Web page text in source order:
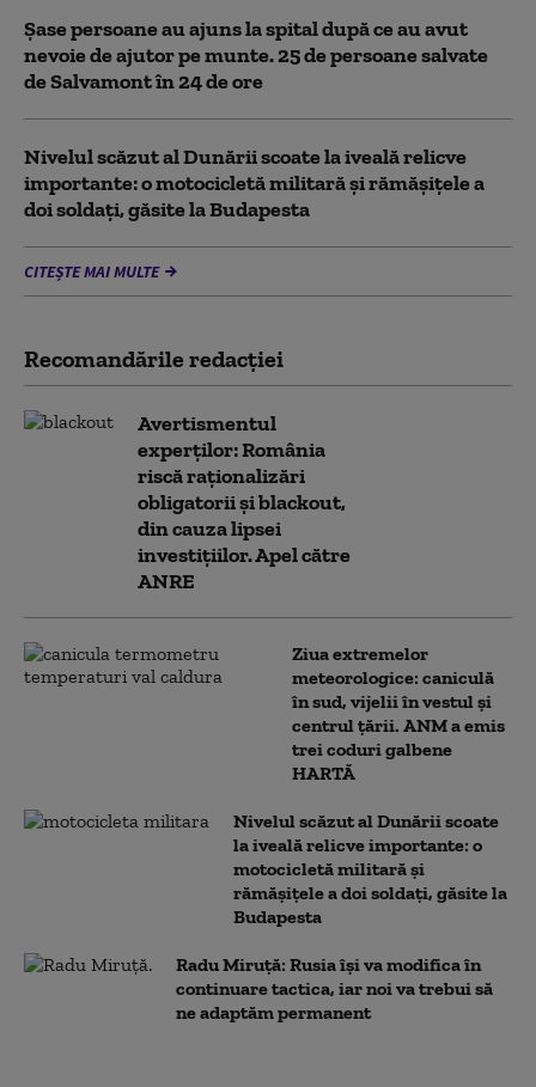
Șase persoane au ajuns la spital după ce au avut
nevoie de ajutor pe munte. 25 de persoane salvate
de Salvamont în 24 de ore
Nivelul scăzut al Dunării scoate la iveală relicve
importante: o motocicletă militară și rămășițele a
doi soldați, găsite la Budapesta
CITEȘTE MAI MULTE
Recomandările redacţiei
Avertismentul
experților: România
riscă raționalizări
obligatorii și blackout,
din cauza lipsei
investițiilor. Apel către
ANRE
Ziua extremelor
meteorologice: caniculă
în sud, vijelii în vestul și
centrul țării. ANM a emis
trei coduri galbene
HARTĂ
Nivelul scăzut al Dunării scoate
la iveală relicve importante: o
motocicletă militară și
rămășițele a doi soldați, găsite la
Budapesta
Radu Miruță: Rusia își va modifica în
continuare tactica, iar noi va trebui să
ne adaptăm permanent